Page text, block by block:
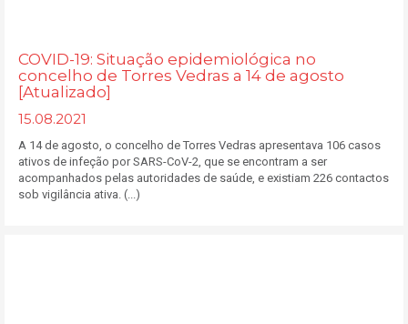
COVID-19: Situação epidemiológica no
concelho de Torres Vedras a 14 de agosto
[Atualizado]
15.08.2021
A 14 de agosto, o concelho de Torres Vedras apresentava 106 casos
ativos de infeção por SARS-CoV-2, que se encontram a ser
acompanhados pelas autoridades de saúde, e existiam 226 contactos
sob vigilância ativa. (...)